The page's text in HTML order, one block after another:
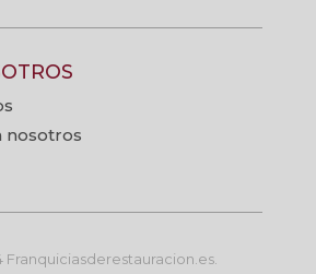
nosotros